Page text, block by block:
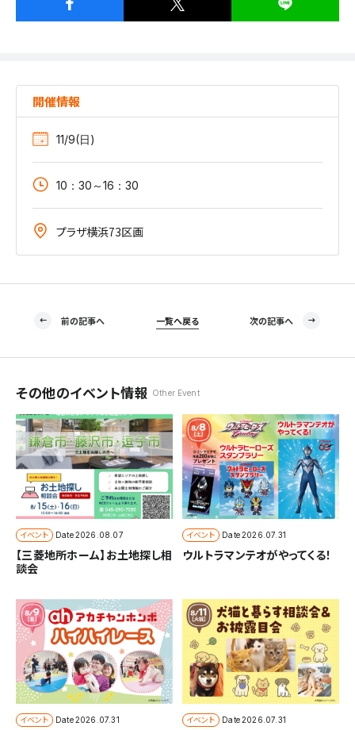
開催情報
11/9(日)
10：30～16：30
プラザ横浜73区画
前の記事へ 一覧へ戻る 次の記事へ
その他のイベント情報 Other Event
イベント Date2026.08.07
【三菱地所ホーム】お土地探し相
談会
イベント Date2026.07.31
ウルトラマンテオがやってくる！
イベント Date2026.07.31 イベント Date2026.07.31